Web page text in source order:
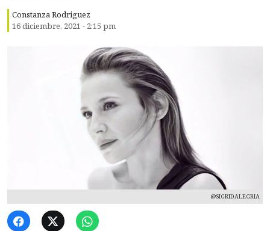
Constanza Rodriguez
16 diciembre, 2021 - 2:15 pm
@SIGRIDALEGRIA